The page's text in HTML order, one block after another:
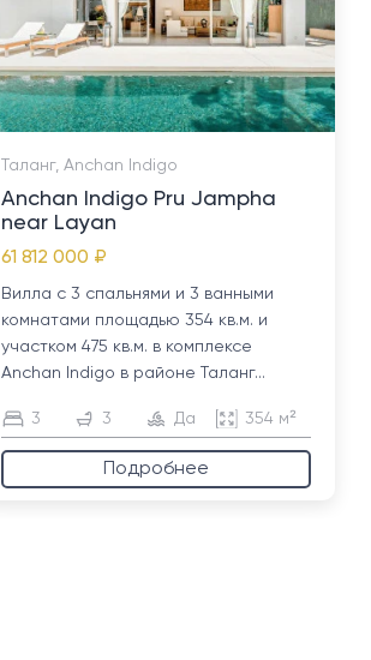
Таланг, Anchan Indigo
Anchan Indigo Pru Jampha
near Layan
61 812 000 ₽
Вилла с 3 спальнями и 3 ванными
комнатами площадью 354 кв.м. и
участком 475 кв.м. в комплексе
Anchan Indigo в районе Таланг...
3 3 Да 354 м²
Подробнее